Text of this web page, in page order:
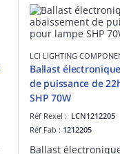
LCI LIGHTING
Ballast
de puissance de
SHP 70W
Réf Rexel : LCN1212205
Réf Fab : 1212205